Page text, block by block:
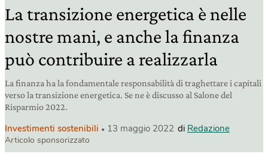
La transizione energetica è nelle
nostre mani, e anche la finanza
può contribuire a realizzarla
La finanza ha la fondamentale responsabilità di traghettare i capitali
verso la transizione energetica. Se ne è discusso al Salone del
Risparmio 2022.
Investimenti sostenibili 13 maggio 2022 di Redazione
Articolo sponsorizzato